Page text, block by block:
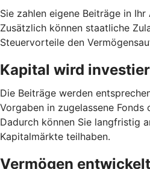
Sie zahlen eigene Beiträge in
Zusätzlich können staatliche
Steuervorteile den
Kapital wird
Die Beiträge werden
Vorgaben in zugelassene Fonds
Dadurch können Sie langfristig
Kapitalmärkte teilhaben.
Vermögen